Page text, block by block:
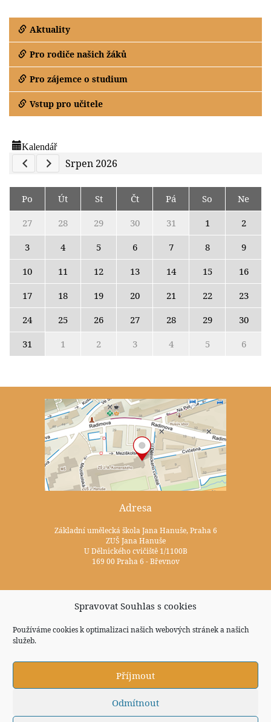
Spravovat Souhlas s cookies
Používáme cookies k optimalizaci našich webových stránek a našich
služeb.
Příjmout
Odmítnout
Aktuality
Pro rodiče našich žáků
Pro zájemce o studium
Vstup pro učitele
Kalendář
Previous Calendar
Next Calendar
Srpen 2026
Po Út St Čt Pá So
Ne
27
28 29 30 31 1
2
3
4 5 6 7 8
9
10
11 12 13 14 15
16
17
18 19 20 21 22
23
24
25 26 27 28 29
30
31
1 2 3 4 5 6
Adresa
Základní umělecká škola Jana Hanuše, Praha 6
ZUŠ Jana Hanuše
U Dělnického cvičiště 1/1100B
169 00 Praha 6 - Břevnov
Sociální sítě